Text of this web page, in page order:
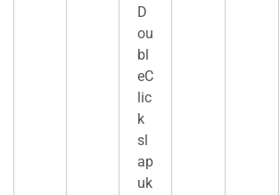
D
ou
bl
eC
lic
k
sl
ap
uk